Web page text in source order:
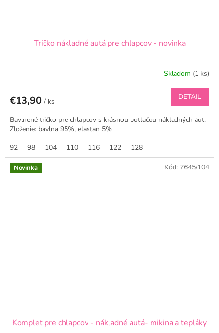
Tričko nákladné autá pre chlapcov - novinka
Skladom (1 ks)
€13,90 / ks
DETAIL
Bavlnené tričko pre chlapcov s krásnou potlačou nákladných áut.
Zloženie: bavlna 95%, elastan 5%
92
98 104 110 116 122 128
Novinka
Komplet pre chlapcov - nákladné autá- mikina a tepláky
Kód: 7645/104